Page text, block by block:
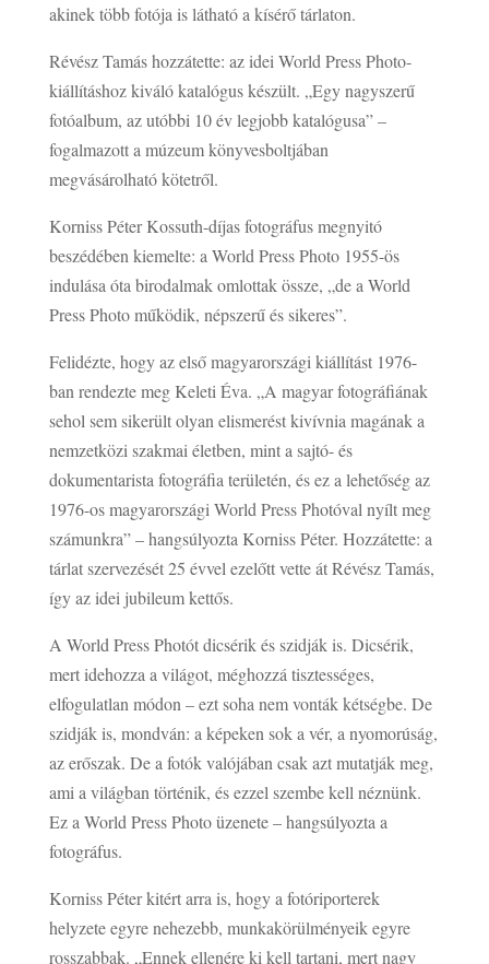
akinek több fotója is látható a kísérő tárlaton.
Révész Tamás hozzátette: az idei World Press Photo-
kiállításhoz kiváló katalógus készült. „Egy nagyszerű
fotóalbum, az utóbbi 10 év legjobb katalógusa” –
fogalmazott a múzeum könyvesboltjában
megvásárolható kötetről.
Korniss Péter Kossuth-díjas fotográfus megnyitó
beszédében kiemelte: a World Press Photo 1955-ös
indulása óta birodalmak omlottak össze, „de a World
Press Photo működik, népszerű és sikeres”.
Felidézte, hogy az első magyarországi kiállítást 1976-
ban rendezte meg Keleti Éva. „A magyar fotográfiának
sehol sem sikerült olyan elismerést kivívnia magának a
nemzetközi szakmai életben, mint a sajtó- és
dokumentarista fotográfia területén, és ez a lehetőség az
1976-os magyarországi World Press Photóval nyílt meg
számunkra” – hangsúlyozta Korniss Péter. Hozzátette: a
tárlat szervezését 25 évvel ezelőtt vette át Révész Tamás,
így az idei jubileum kettős.
A World Press Photót dicsérik és szidják is. Dicsérik,
mert idehozza a világot, méghozzá tisztességes,
elfogulatlan módon – ezt soha nem vonták kétségbe. De
szidják is, mondván: a képeken sok a vér, a nyomorúság,
az erőszak. De a fotók valójában csak azt mutatják meg,
ami a világban történik, és ezzel szembe kell néznünk.
Ez a World Press Photo üzenete – hangsúlyozta a
fotográfus.
Korniss Péter kitért arra is, hogy a fotóriporterek
helyzete egyre nehezebb, munkakörülményeik egyre
rosszabbak. „Ennek ellenére ki kell tartani, mert nagy